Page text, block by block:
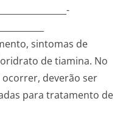
sintomas de
de tiamina. No
deverão ser
para tratamento de